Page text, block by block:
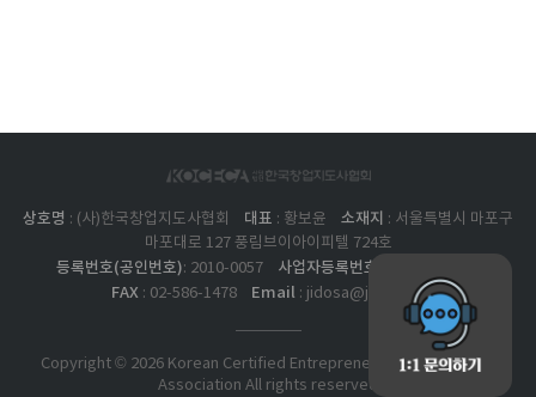
상호명 : (사)한국창업지도사협회 대표 : 황보윤 소재지 : 서울특별시 마포구
마포대로 127 풍림브이아이피텔 724호
등록번호(공인번호): 2010-0057 사업자등록번호
FAX: 02-586-1478 Email: jidosa@jidosa.kr
Copyright © 2026 Korean Certified Entrepreneurship Consultant
Association All rights reserved